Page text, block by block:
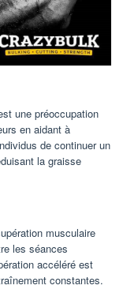
une préoccupation
en aidant à
de continuer un
la graisse
musculaire
les séances
accéléré est
constantes.